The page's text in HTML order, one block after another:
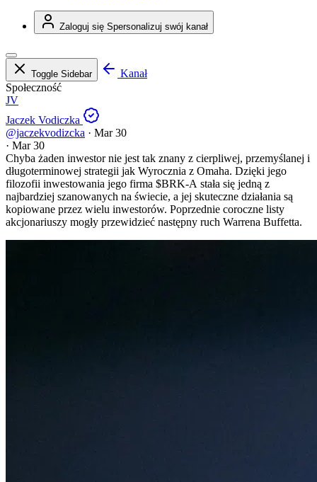
Zaloguj się Spersonalizuj swój kanał
Toggle Sidebar
Kanał
Społeczność
JV
Jaczek Vodiczka
@jaczekvodizcka · Mar 30
· Mar 30
Chyba żaden inwestor nie jest tak znany z cierpliwej, przemyślanej i
długoterminowej strategii jak Wyrocznia z Omaha. Dzięki jego
filozofii inwestowania jego firma $BRK-A stała się jedną z
najbardziej szanowanych na świecie, a jej skuteczne działania są
kopiowane przez wielu inwestorów. Poprzednie coroczne listy
akcjonariuszy mogły przewidzieć następny ruch Warrena Buffetta.